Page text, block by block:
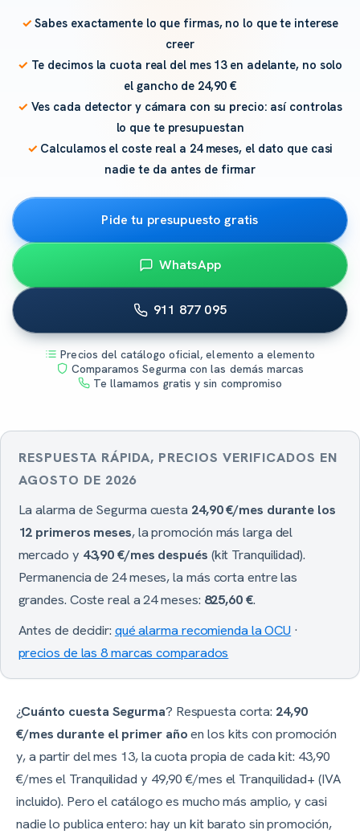
Sabes exactamente lo que firmas, no lo que te interese
creer
Te decimos la cuota real del mes 13 en adelante, no solo
el gancho de 24,90 €
Ves cada detector y cámara con su precio: así controlas
lo que te presupuestan
Calculamos el coste real a 24 meses, el dato que casi
nadie te da antes de firmar
Pide tu presupuesto gratis
WhatsApp
911 877 095
Precios del catálogo oficial, elemento a elemento
Comparamos Segurma con las demás marcas
Te llamamos gratis y sin compromiso
RESPUESTA RÁPIDA, PRECIOS VERIFICADOS EN
AGOSTO DE 2026
La alarma de Segurma cuesta 24,90 €/mes durante los
12 primeros meses, la promoción más larga del
mercado y 43,90 €/mes después (kit Tranquilidad).
Permanencia de 24 meses, la más corta entre las
grandes. Coste real a 24 meses: 825,60 €.
Antes de decidir: qué alarma recomienda la OCU ·
precios de las 8 marcas comparados
¿Cuánto cuesta Segurma? Respuesta corta: 24,90
€/mes durante el primer añoen los kits con promoción
y, a partir del mes 13, la cuota propia de cada kit: 43,90
€/mes el Tranquilidad y 49,90 €/mes el Tranquilidad+ (IVA
incluido). Pero el catálogo es mucho más amplio, y casi
nadie lo publica entero: hay un kit barato sin promoción,